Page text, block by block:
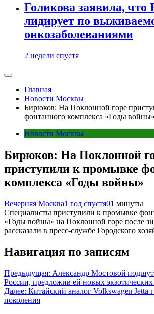
Голикова заявила, что
лидирует по
онкозаболеваниями
2 недели спустя
Главная
Новости Москвы
Бирюков: На Поклонной горе
фонтанного комплекса «Годы войны»
Новости Москвы
Бирюков: На Поклонной
приступили к промывке
комплекса «Годы войны»
Вечерняя Москва1 год спустя01 минуты
Специалисты приступили к промывке
«Годы войны» на Поклонной горе после
рассказали в пресс-службе Городского
Навигация по записям
Предыдущая: Александр Мостовой
России, предложив ей новых
Далее: Китайский аналог Volkswagen Jetta
поколения